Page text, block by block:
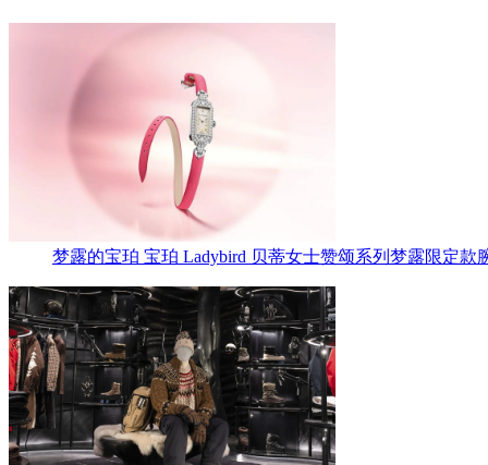
梦露的宝珀 宝珀 Ladybird 贝蒂女士赞颂系列梦露限定款